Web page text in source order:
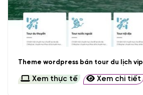
Theme wordpress bán tour du lịch vip
Xem thực tế Xem chi tiết